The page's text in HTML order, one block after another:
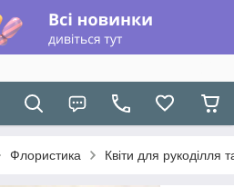
Флористика Квіти для рукоділля